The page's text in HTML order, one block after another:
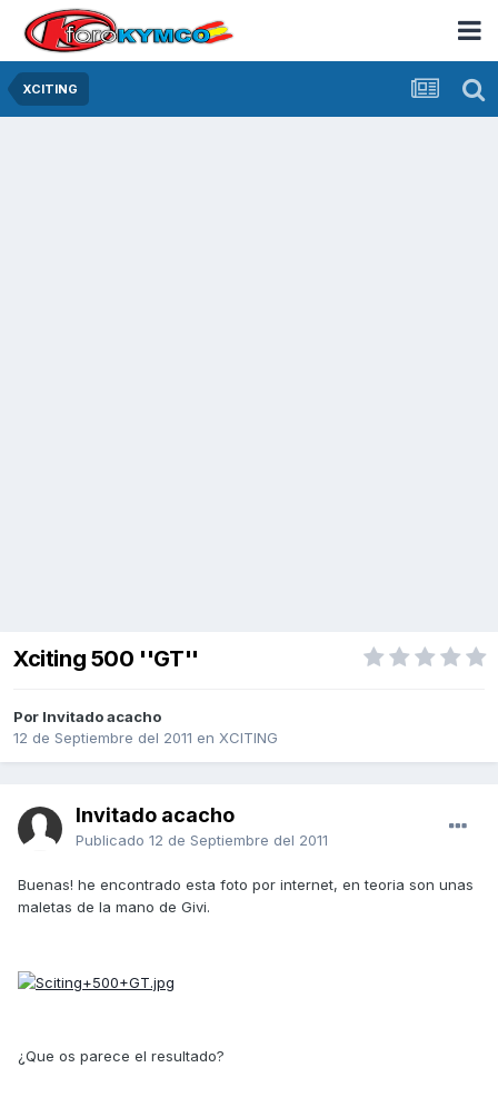
XCITING
Xciting 500 ''GT''
Por Invitado acacho
12 de Septiembre del 2011 en XCITING
Invitado acacho
Publicado 12 de Septiembre del 2011
Buenas! he encontrado esta foto por internet, en teoria son unas
maletas de la mano de Givi.
¿Que os parece el resultado?